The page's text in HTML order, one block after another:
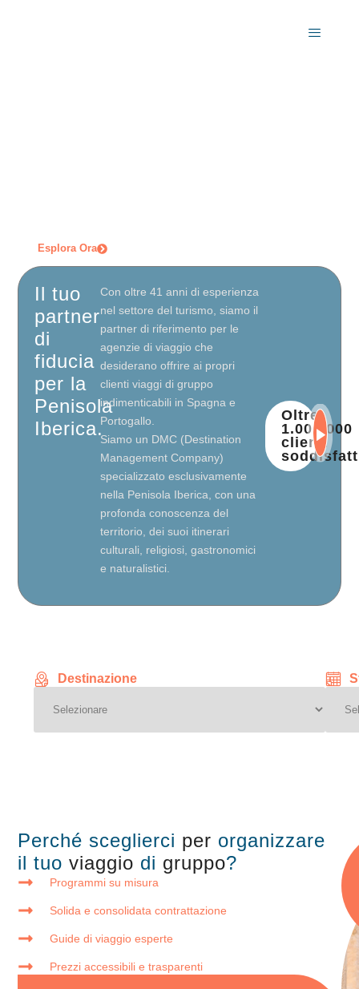
Esplora Ora
Il tuo
partner
di
fiducia
per la
Penisola
Iberica.
Con oltre 41 anni di esperienza
nel settore del turismo, siamo il
partner di riferimento per le
agenzie di viaggio che
desiderano offrire ai propri
clienti viaggi di gruppo
indimenticabili in Spagna e
Portogallo.
Siamo un DMC (Destination
Management Company)
specializzato esclusivamente
nella Penisola Iberica, con una
profonda conoscenza del
territorio, dei suoi itinerari
culturali, religiosi, gastronomici
e naturalistici.
Oltre
1.000.000
clienti
Destinazione
Perché sceglierci per organizzare
il tuoviaggio di gruppo?
Programmi su misura
Solida e consolidata contrattazione
Guide di viaggio esperte
Prezzi accessibili e trasparenti